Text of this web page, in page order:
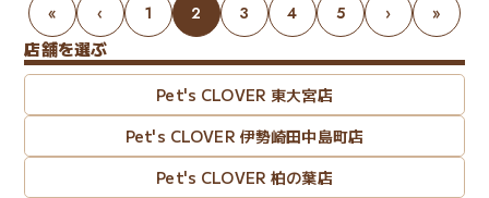
店舗を選ぶ
Pet's CLOVER 東大宮店
Pet's CLOVER 伊勢崎田中島町店
Pet's CLOVER 柏の葉店
« ‹ 1 2 3 4 5 › »